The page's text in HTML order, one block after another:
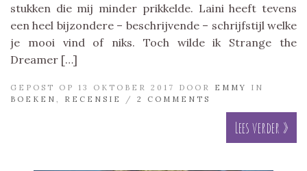
stukken die mij minder prikkelde. Laini heeft tevens
een heel bijzondere – beschrijvende – schrijfstijl welke
je mooi vind of niks. Toch wilde ik Strange the
Dreamer […]
GEPOST OP 13 OKTOBER 2017 DOOR EMMY
IN
BOEKEN
RECENSIE / 2 COMMENTS
Lees verder »